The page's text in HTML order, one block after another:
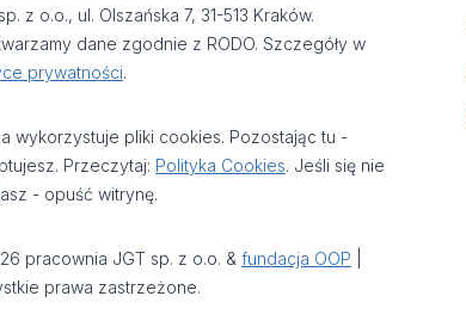
z o.o., ul. Olszańska 7, 31-513 Kraków.
dane zgodnie z RODO. Szczegóły w
prywatności.
wykorzystuje pliki cookies. Pozostając tu -
Przeczytaj: Polityka Cookies. Jeśli się nie
- opuść witrynę.
pracownia JGT sp. z o.o. & fundacja OOP
prawa zastrzeżone.